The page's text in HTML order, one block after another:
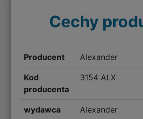
Cechy
Producent Alexander
Kod
producenta
3154 ALX
wydawca Alexander